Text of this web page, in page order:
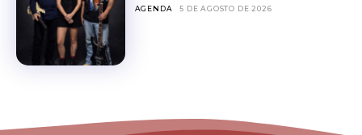
AGENDA 5 DE AGOSTO DE 2026